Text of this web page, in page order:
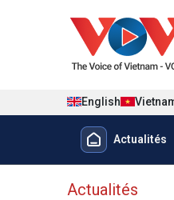
English
Menu trangActualités
menu phụ tiếng
Actualités